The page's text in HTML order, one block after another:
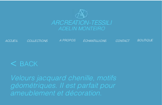
ARCREATION-TESSILI
ADELIN MONTEIRO
ACCUEIL COLLECTIONS A PROPOS ÉCHANTILLIONS CONTACT BOUTIQUE
< BACK
Velours jacquard chenille, motifs
géométriques. II est parfait pour
ameublement et décoration.